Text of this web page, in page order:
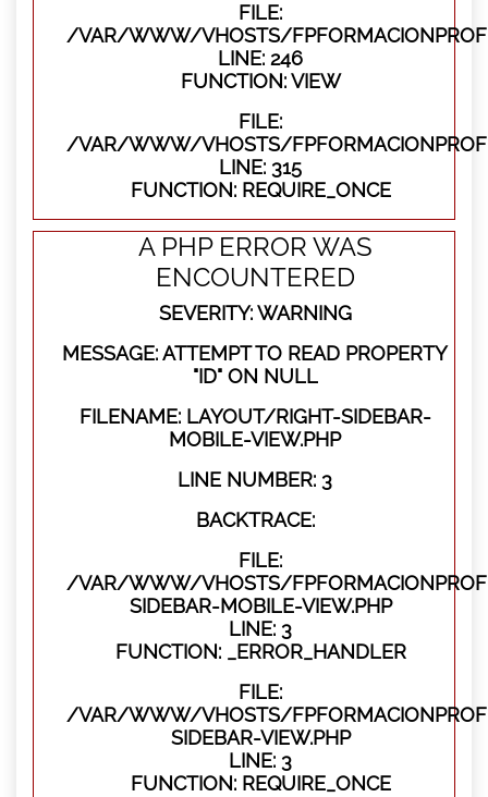
FILE:
/VAR/WWW/VHOSTS/
LINE: 246
FUNCTION: VIEW
FILE:
/VAR/WWW/VHOSTS/
LINE: 315
FUNCTION: REQUIRE_ONCE
A PHP ERROR WAS
ENCOUNTERED
SEVERITY: WARNING
MESSAGE: ATTEMPT TO READ PROPERTY
"ID" ON NULL
FILENAME: LAYOUT/RIGHT-SIDEBAR-
MOBILE-VIEW.PHP
LINE NUMBER: 3
BACKTRACE:
FILE:
/VAR/WWW/VHOSTS/
SIDEBAR-MOBILE-VIEW.PHP
LINE: 3
FUNCTION: _ERROR_HANDLER
FILE:
/VAR/WWW/VHOSTS/
SIDEBAR-VIEW.PHP
LINE: 3
FUNCTION: REQUIRE_ONCE